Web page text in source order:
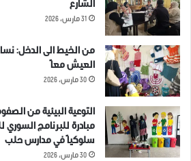
الشارع
31 مارس، 2026
من الخيط الى الدخل:
العيش معاً
30 مارس، 2026
التوعية البيئية من
مبادرة للبرنامج السوري
سلوكياً في مدارس حلب
30 مارس، 2026